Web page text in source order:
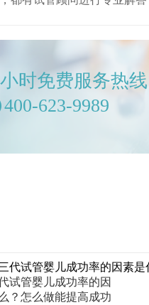
时免费服务热线
400-623-9989
试管婴儿成功率的因
？怎么做能提高成功